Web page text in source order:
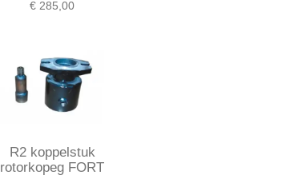
€ 285,00
R2 koppelstuk
rotorkopeg FORT